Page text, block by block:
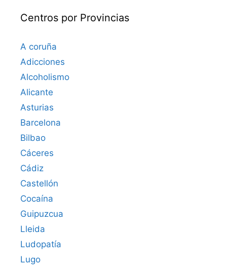
Centros por Provincias
A coruña
Adicciones
Alcoholismo
Alicante
Asturias
Barcelona
Bilbao
Cáceres‎
Cádiz
Castellón
Cocaína
Guipuzcua
Lleida
Ludopatía
Lugo